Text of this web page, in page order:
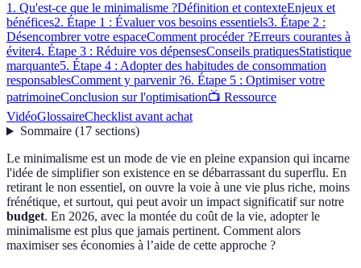
1. Qu'est-ce que le minimalisme ?Définition et contexteEnjeux et
bénéfices2. Étape 1 : Évaluer vos besoins essentiels3. Étape 2 :
Désencombrer votre espaceComment procéder ?Erreurs courantes à
éviter4. Étape 3 : Réduire vos dépensesConseils pratiquesStatistique
marquante5. Étape 4 : Adopter des habitudes de consommation
responsablesComment y parvenir ?6. Étape 5 : Optimiser votre
patrimoineConclusion sur l'optimisation📺 Ressource
VidéoGlossaireChecklist avant achat
Sommaire(17 sections)
Le minimalisme est un mode de vie en pleine expansion qui incarne
l'idée de simplifier son existence en se débarrassant du superflu. En
retirant le non essentiel, on ouvre la voie à une vie plus riche, moins
frénétique, et surtout, qui peut avoir un impact significatif sur notre
budget. En 2026, avec la montée du coût de la vie, adopter le
minimalisme est plus que jamais pertinent. Comment alors
maximiser ses économies à l’aide de cette approche ?